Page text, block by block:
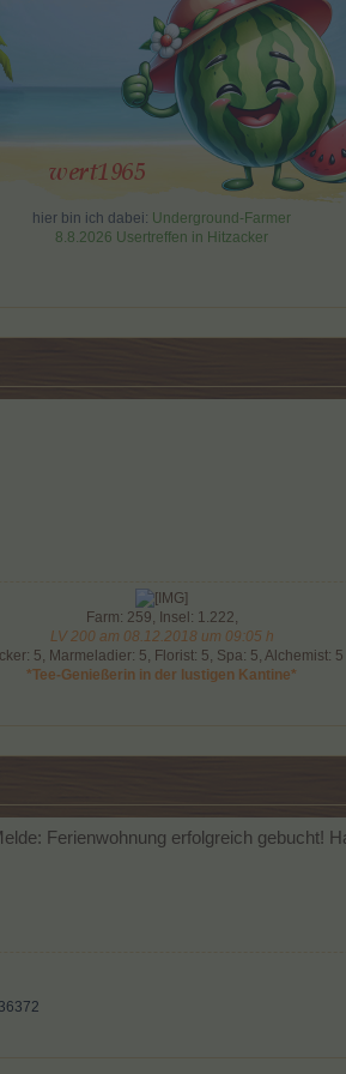
hier bin ich dabei: Underground-Farmer
8.8.2026 Usertreffen in Hitzacker
Farm: 259, Insel: 1.222,
LV 200 am 08.12.2018 um 09:05 h
5, Marmeladier: 5, Florist: 5, Spa: 5, Alchemist: 5
*Tee-Genießerin in der lustigen Kantine*
Ferienwohnung erfolgreich gebucht!